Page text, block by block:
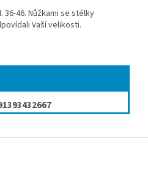
46. Nůžkami se stélky
Vaší velikosti.